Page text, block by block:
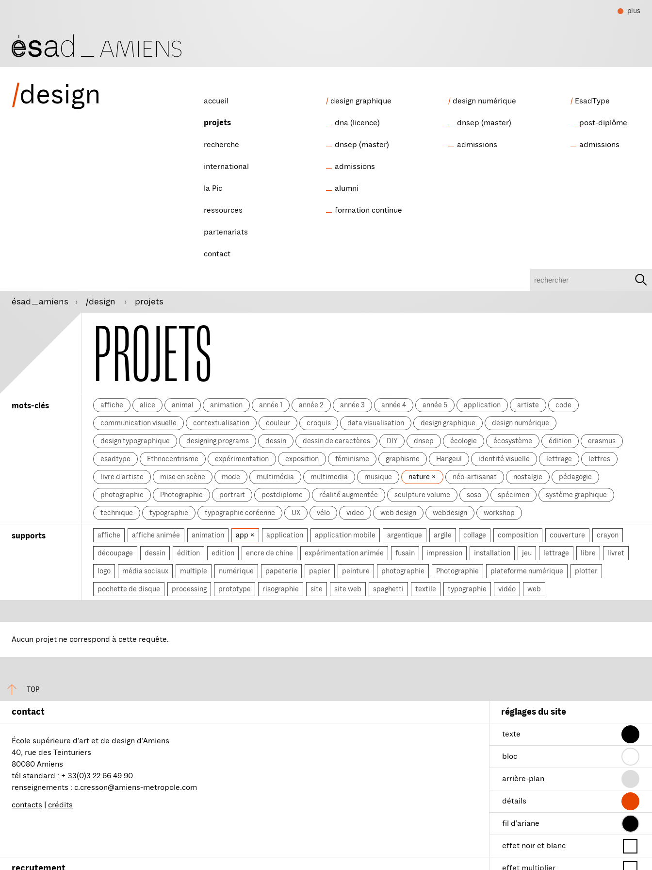
plus
/design accueil
projets
recherche
international
la Pic
ressources
partenariats
contact
design graphique
dna (licence)
dnsep (master)
admissions
alumni
formation continue
design numérique
dnsep (master)
admissions
EsadType
post-diplôme
admissions
ésad—amiens /design projets
PROJETS
mots-clés affiche alice animal animation année 1 année 2 année 3 année 4 année 5 application artiste code
communication visuelle contextualisation couleur croquis data visualisation design graphique design numérique
design typographique designing programs dessin dessin de caractères DIY dnsep écologie écosystème édition erasmus
esadtype Ethnocentrisme expérimentation exposition féminisme graphisme Hangeul identité visuelle lettrage lettres
livre d'artiste mise en scène mode multimédia multimedia musique nature néo-artisanat nostalgie pédagogie
photographie Photographie portrait postdiplome réalité augmentée sculpture volume soso spécimen système graphique
technique typographie typographie coréenne UX vélo video web design webdesign workshop
supports affiche affiche animée animation app application application mobile argentique argile collage composition couverture crayon
découpage dessin édition edition encre de chine expérimentation animée fusain impression installation jeu lettrage libre livret
logo média sociaux multiple numérique papeterie papier peinture photographie Photographie plateforme numérique plotter
pochette de disque processing prototype risographie site site web spaghetti textile typographie vidéo web
Aucun projet ne correspond à cette requête.
TOP
contact
École supérieure d’art et de design d’Amiens
40, rue des Teinturiers
80080 Amiens
tél standard : + 33(0)3 22 66 49 90
renseignements : c.cresson@amiens-metropole.com
contacts
crédits
réglages du site
texte
bloc
arrière-plan
détails
fil d’ariane
effet noir et blanc